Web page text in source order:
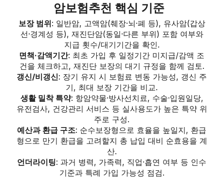
암보험추천 핵심 기준
보장 범위: 일반암, 고액암(췌장·뇌·폐 등), 유사암(갑상
선·경계성 등), 재진단암(동일·다른 부위) 포함 여부와
지급 횟수/대기기간을 확인.
면책·감액기간: 최초 가입 후 일정기간 미지급/감액 조
건을 체크하고, 재진단 보장의 대기 규정을 함께 검토.
갱신/비갱신: 장기 유지 시 보험료 변동 가능성, 갱신 주
기, 최대 보장 기간을 비교.
생활 밀착 특약: 항암약물·방사선치료, 수술·입원일당,
유전검사, 건강관리 서비스 등 실사용도가 높은 특약 위
주로 구성.
예산과 환급 구조: 순수보장형으로 효율을 높일지, 환급
형으로 만기 환급을 고려할지 총 납입 대비 순효용을 계
산.
언더라이팅: 과거 병력, 가족력, 직업·흡연 여부 등 인수
기준과 특례 가입 가능성 점검.